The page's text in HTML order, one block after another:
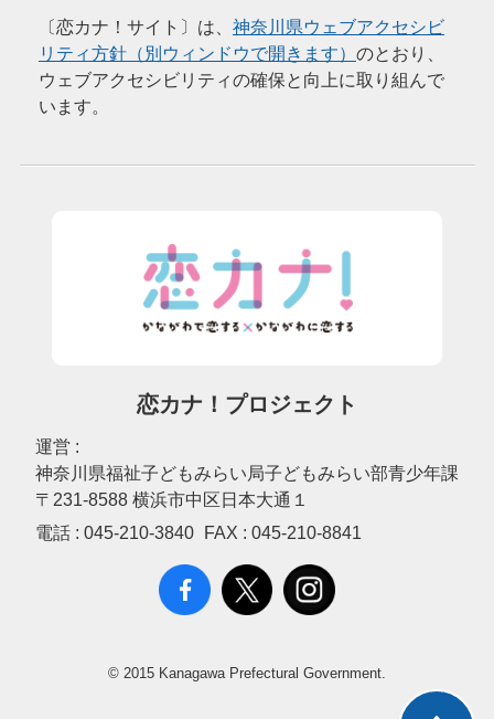
〔恋カナ！サイト〕は、 神奈川県ウェブアクセシビ
リティ方針（別ウィンドウで開きます） のとおり、
ウェブアクセシビリティの確保と向上に取り組んで
います。
恋カナ！プロジェクト
運営 :
神奈川県福祉子どもみらい局子どもみらい部青少年課
〒231-8588 横浜市中区日本大通１
電話 : 045-210-3840 FAX : 045-210-8841
© 2015 Kanagawa Prefectural Government.